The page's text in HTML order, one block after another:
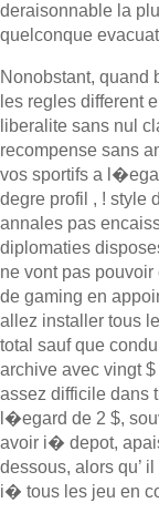
deraisonnable la
quelconque
Nonobstant, quand
les regles different
liberalite sans nul
recompense sans
vos sportifs a
degre profil , ! style
annales pas
diplomaties
ne vont pas
de gaming en
allez installer tous
total sauf que
archive avec vingt
assez difficile dans
l�egard de 2 $,
avoir i� depot,
dessous, alors qu’
i� tous les jeu en